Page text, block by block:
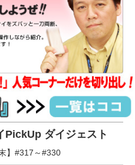
PickUp ダイジェスト
】#317～#330